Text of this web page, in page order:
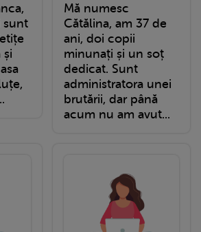
sunt
și
Mă numesc
Cătălina, am 37 de
ani, doi copii
minunați și un soț
dedicat. Sunt
administratora unei
brutării, dar până
acum nu am avut...